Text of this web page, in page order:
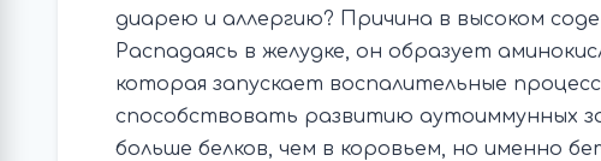
диарею и аллергию? Причина в высоком
Распадаясь в желудке, он образует
которая запускает воспалительные
способствовать развитию аутоиммунных
больше белков, чем в коровьем, но именно